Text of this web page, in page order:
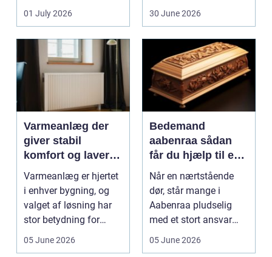
dem vurderet...
01 July 2026 30 June 2026
Varmeanlæg der
giver stabil
komfort og lavere
energiregning
Varmeanlæg er hjertet
i enhver bygning, og
valget af løsning har
stor betydning for
b&a...
05 June 2026
Bedemand
aabenraa sådan
får du hjælp til en
værdig afsked
Når en nærtstående
dør, står mange i
Aabenraa pludselig
med et stort ansvar
midt i sorgen.
05 June 2026